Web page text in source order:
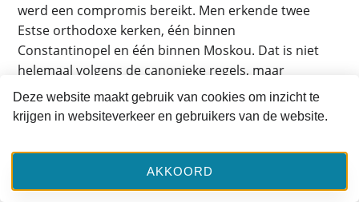
werd een compromis bereikt. Men erkende twee
Estse orthodoxe kerken, één binnen
Constantinopel en één binnen Moskou. Dat is niet
helemaal volgens de canonieke regels, maar
escalatie is vermeden en alle betrokkenen zijn als
volwaardig orthodox erkend. Zoiets zou ook voor
Oekraïne kun je niet zomaar als diaspora zien. De
verschillende orthodoxe richtingen ontkennen
elkaars bestaansrecht en blijven vinden dat heel de
Deze website maakt gebruik van cookies om inzicht te
krijgen in websiteverkeer en gebruikers van de website.
AKKOORD